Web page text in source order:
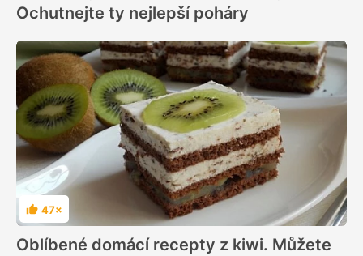
Ochutnejte ty nejlepší poháry
Hodnocení
47×
Oblíbené domácí recepty z kiwi. Můžete